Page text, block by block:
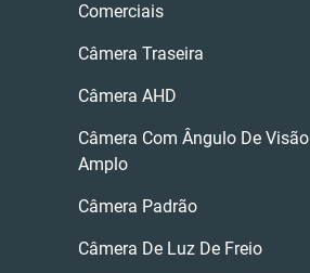
Comerciais
Câmera Traseira
Câmera AHD
Câmera Com Ângulo De Visão
Amplo
Câmera Padrão
Câmera De Luz De Freio